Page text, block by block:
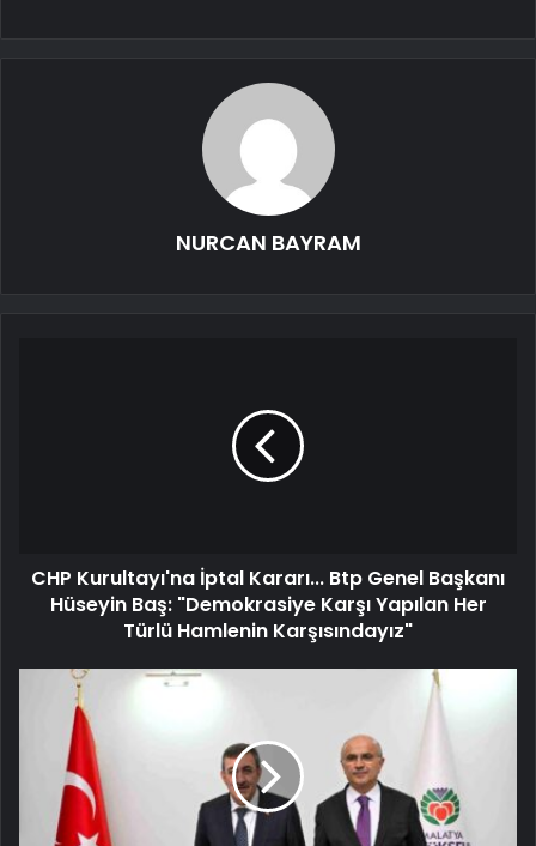
NURCAN BAYRAM
CHP Kurultayı'na İptal Kararı... Btp Genel Başkanı
Hüseyin Baş: "Demokrasiye Karşı Yapılan Her
Türlü Hamlenin Karşısındayız"